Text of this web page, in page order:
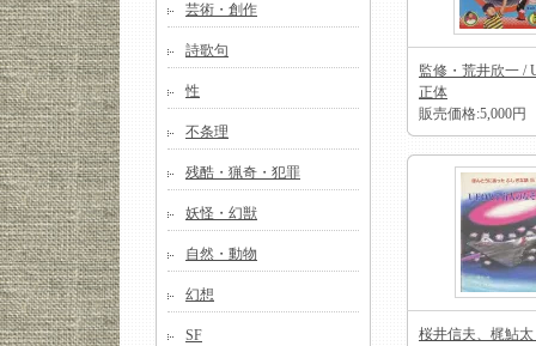
芸術・創作
詩歌句
性
不条理
残酷・猟奇・犯罪
妖怪・幻獣
自然・動物
幻想
SF
監修・荒井欣一 /
正体
販売価格:5,000円
桜井信夫、梶鮎太